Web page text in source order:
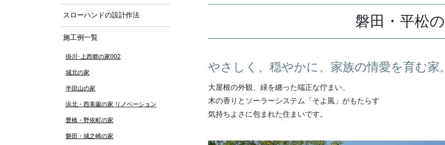
磐田・平松
やさしく、穏やかに、家族の情愛を育む家
大屋根の外観、緑を纏った端正な佇まい、
木の香りとソーラーシステム「そよ風」がもたらす
気持ちよさに包まれた住まいです。
スローハンドの設計作法
施工例一覧
掛川･上西郷の家002
城北の家
半田山の家
浜北・西美薗の家 リノベーション
豊橋・野依町の家
磐田・城之崎の家